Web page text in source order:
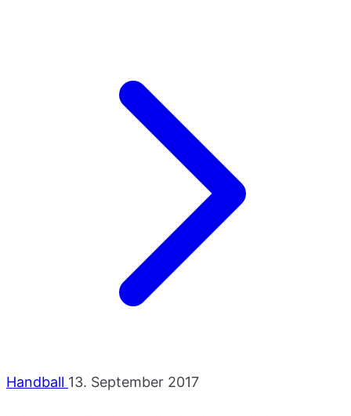
Handball 13. September 2017